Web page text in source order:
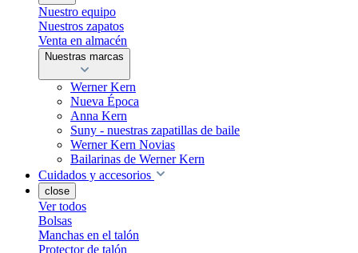
Nuestro equipo
Nuestros zapatos
Venta en almacén
Nuestras marcas
Werner Kern
Nueva Época
Anna Kern
Suny - nuestras zapatillas de baile
Werner Kern Novias
Bailarinas de Werner Kern
Cuidados y accesorios
close
Ver todos
Bolsas
Manchas en el talón
Protector de talón